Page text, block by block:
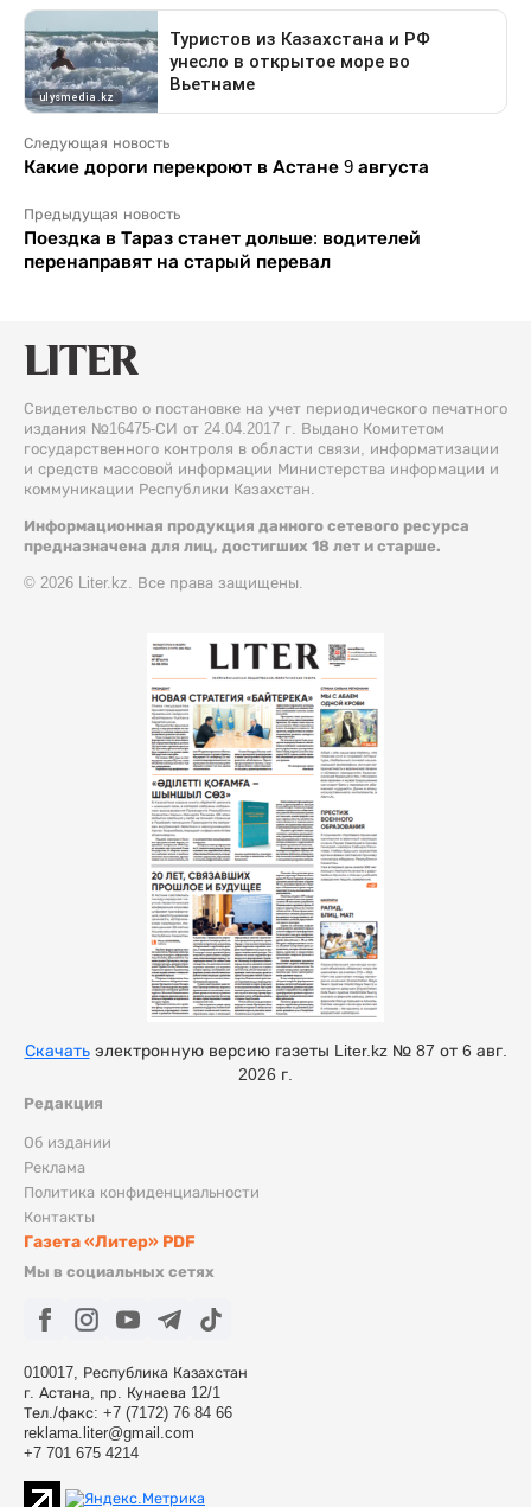
Следующая новость
Какие дороги перекроют в Астане 9 августа
Предыдущая новость
Поездка в Тараз станет дольше: водителей
перенаправят на старый перевал
Свидетельство о постановке на учет периодического печатного
издания №16475-СИ от 24.04.2017 г. Выдано Комитетом
государственного контроля в области связи, информатизации
и средств массовой информации Министерства информации и
коммуникации Республики Казахстан.
Информационная продукция данного сетевого ресурса
предназначена для лиц, достигших 18 лет и старше.
© 2026 Liter.kz. Все права защищены.
Редакция
Об издании
Реклама
Политика конфиденциальности
Контакты
Газета «Литер» PDF
Мы в социальных сетях
010017, Республика Казахстан
г. Астана, пр. Кунаева 12/1
Тел./факс: +7 (7172) 76 84 66
reklama.liter@gmail.com
+7 701 675 4214
Скачатьэлектронную версию газеты Liter.kz № 87 от 6 авг.
2026 г.